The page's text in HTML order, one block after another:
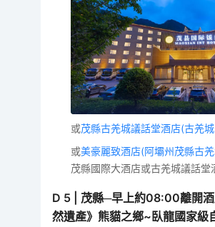
或茂縣古羌城議話堂酒店(古羌
或美豪麗致酒店(阿壩州茂縣古
茂縣國際大酒店或古羌城議話堂
D 5
茂縣─早上約08:00離開
然遺產》熊貓之鄉~臥龍國家級